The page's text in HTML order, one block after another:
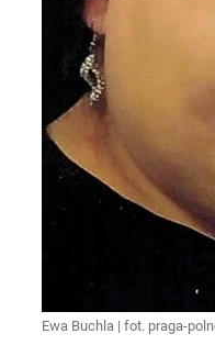
Ewa Buchla | fot. praga-